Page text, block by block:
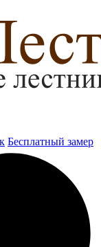
Бесплатный замер